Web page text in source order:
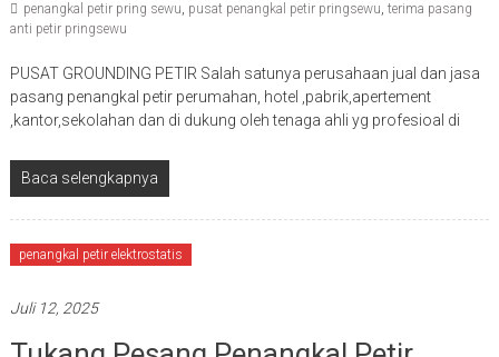
penangkal petir pring sewu, pusat penangkal petir pringsewu, terima pasang
anti petir pringsewu
PUSAT GROUNDING PETIR Salah satunya perusahaan jual dan jasa
pasang penangkal petir perumahan, hotel ,pabrik,apertement
,kantor,sekolahan dan di dukung oleh tenaga ahli yg profesioal di
Baca selengkapnya
penangkal petir elektrostatis
Juli 12, 2025